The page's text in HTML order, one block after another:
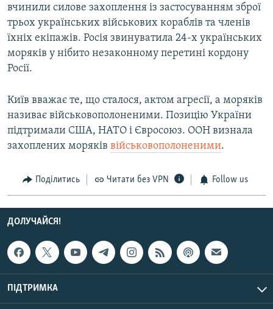
вчинили силове захоплення із застосуванням зброї
трьох українських військових кораблів та членів
їхніх екіпажів. Росія звинуватила 24-х українських
моряків у нібито незаконному перетині кордону
Росії.
Київ вважає те, що сталося, актом агресії, а моряків
називає військовополоненими. Позицію України
підтримали США, НАТО і Євросоюз. ООН визнала
захоплених моряків військовополоненими.
Поділитись Читати без VPN Follow us
ДОЛУЧАЙСЯ!
ПІДТРИМКА